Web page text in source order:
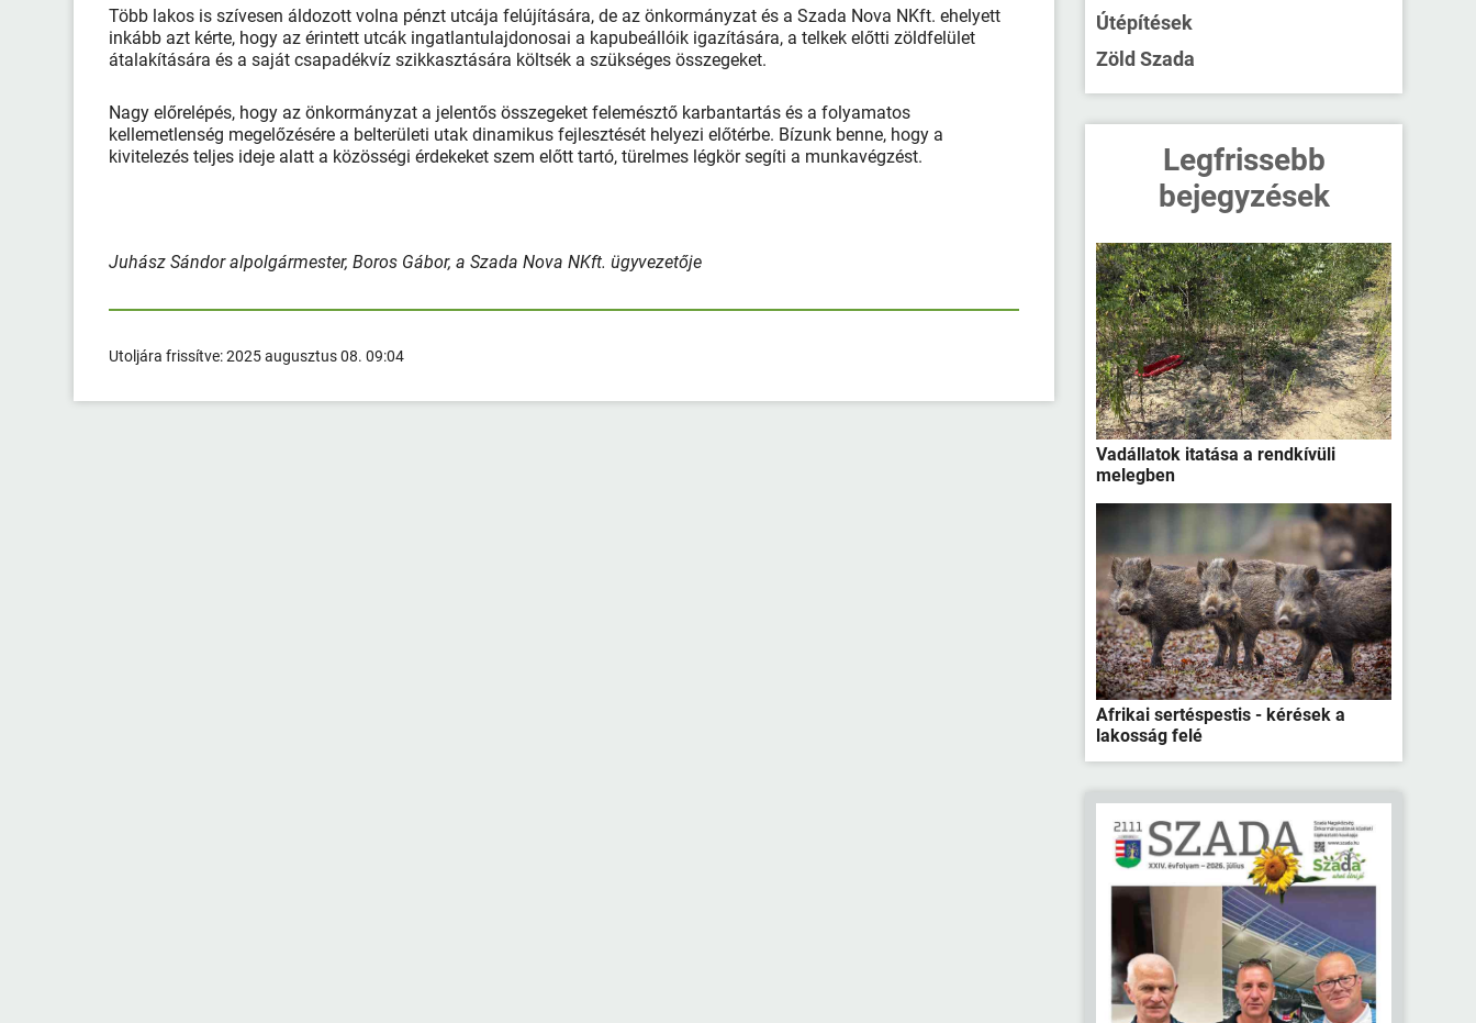
Több lakos is szívesen áldozott volna pénzt utcája felújítására, de az önkormányzat és a Szada Nova NKft. ehelyett
inkább azt kérte, hogy az érintett utcák ingatlantulajdonosai a kapubeállóik igazítására, a telkek előtti zöldfelület
átalakítására és a saját csapadékvíz szikkasztására költsék a szükséges összegeket.
Nagy előrelépés, hogy az önkormányzat a jelentős összegeket felemésztő karbantartás és a folyamatos
kellemetlenség megelőzésére a belterületi utak dinamikus fejlesztését helyezi előtérbe. Bízunk benne, hogy a
kivitelezés teljes ideje alatt a közösségi érdekeket szem előtt tartó, türelmes légkör segíti a munkavégzést.
Juhász Sándor alpolgármester, Boros Gábor, a Szada Nova NKft. ügyvezetője
Utoljára frissítve:2025 augusztus 08. 09:04
Útépítések
Zöld Szada
Legfrissebb
bejegyzések
Vadállatok itatása a rendkívüli
melegben
Afrikai sertéspestis - kérések a
lakosság felé